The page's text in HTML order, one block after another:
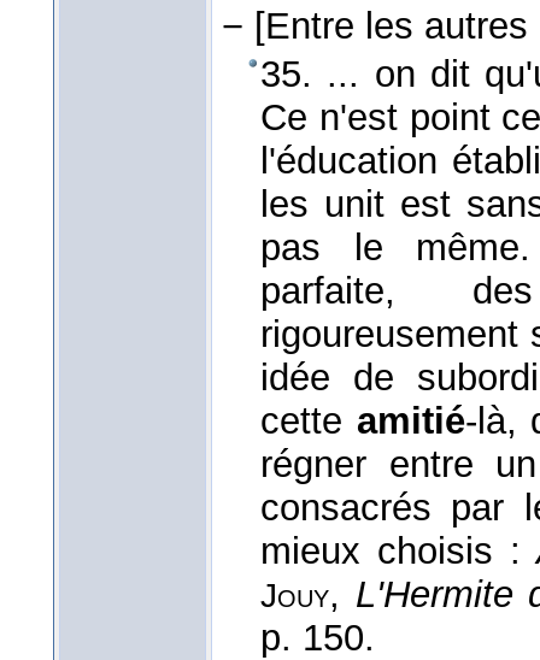
− [Entre les
35. ... on dit
Ce n'est point
l'éducation
les unit est
pas le
parfaite,
rigoureusement
idée de
cette amitié-là,
régner entre
consacrés par
mieux choisis :
Jouy, L'Hermite
p. 150.